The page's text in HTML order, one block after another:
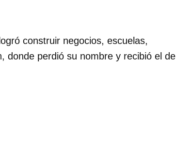
construir negocios, escuelas,
donde perdió su nombre y recibió el de